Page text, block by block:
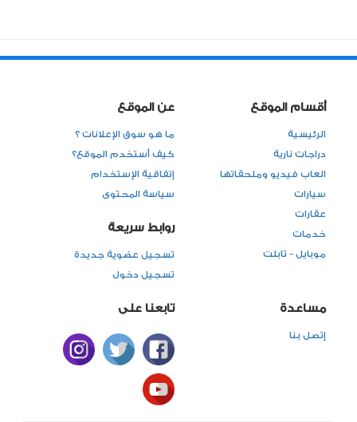
أقسام الموقع
الرئيسية
دراجات نارية
العاب فيديو وملحقاتها
سيارات
عقارات
خدمات
موبايل - تابلت
عن الموقع
ما هو سوق الإعلانات ؟
كيف أستخدم الموقع؟
إتفاقية الإستخدام
سياسة المحتوى
روابط سريعة
تسجيل عضوية جديدة
تسجيل دخول
مساعدة
إتصل بنا
تابعنا على